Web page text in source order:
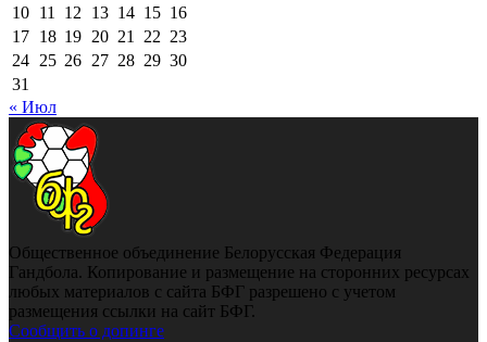
10 11 12 13 14 15 16
17 18 19 20 21 22 23
24 25 26 27 28 29 30
31
« Июл
Общественное объединение Белорусская Федерация
Гандбола. Копирование и размещение на сторонних ресурсах
любых материалов с сайта БФГ разрешено с учетом
размещения ссылки на сайт БФГ.
Сообщить о допинге